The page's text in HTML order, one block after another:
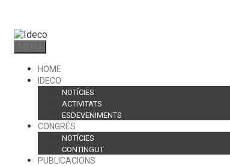
content
HOME
IDECO
NOTÍCIES
ACTIVITATS
ESDEVENIMENTS
CONGRÉS
NOTÍCIES
CONTINGUT
PUBLICACIONS